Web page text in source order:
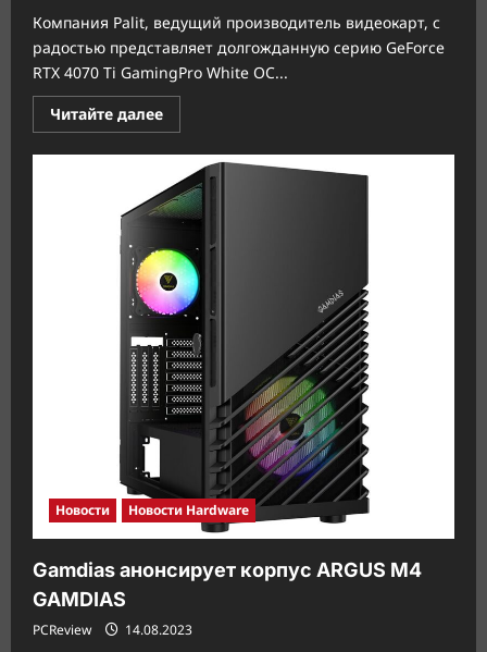
Компания Palit, ведущий производитель видеокарт, с
радостью представляет долгожданную серию GeForce
RTX 4070 Ti GamingPro White OC...
Читайте далееПрочитать
больше
Palit
представляет
лимитированную
версию
GeForce
4070
Ti
GamingPro
White
OC:
памятная
модель
видеокарты
в
честь
нашего
35-
летия
Новости Новости Hardware
Gamdias анонсирует корпус ARGUS M4
GAMDIAS
PCReview 14.08.2023